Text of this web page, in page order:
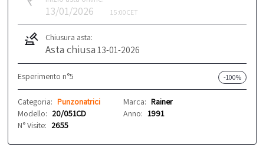
13/01/2026 15:00CET
Chiusura asta:
Asta chiusa 13-01-2026
Esperimento n°5 -100%
Categoria: Punzonatrici Marca: Rainer
Modello: 20/051CD Anno: 1991
N° Visite: 2655